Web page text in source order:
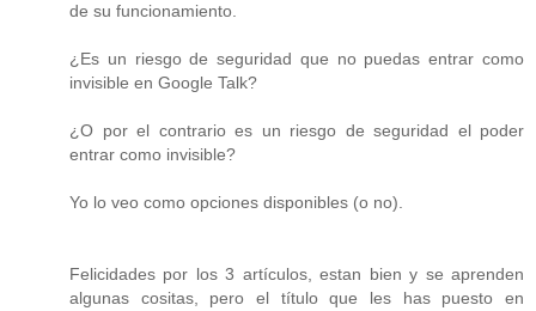
de su funcionamiento.
¿Es un riesgo de seguridad que no puedas entrar como
invisible en Google Talk?
¿O por el contrario es un riesgo de seguridad el poder
entrar como invisible?
Yo lo veo como opciones disponibles (o no).
Felicidades por los 3 artículos, estan bien y se aprenden
algunas cositas, pero el título que les has puesto en